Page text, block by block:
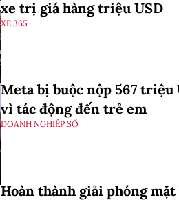
xe trị giá hàng triệu USD
XE 365
Meta bị buộc nộp 567 triệu
vì tác động đến trẻ em
DOANH NGHIỆP SỐ
Hoàn thành giải phóng mặt